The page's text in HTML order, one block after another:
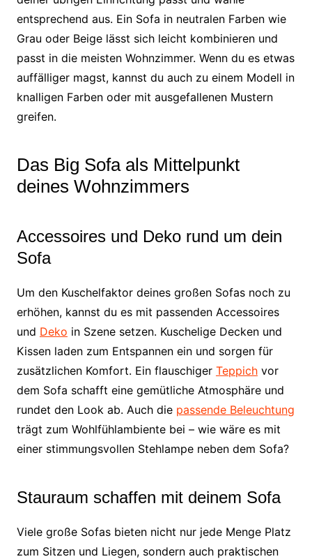
entsprechend aus. Ein Sofa in neutralen Farben wie
Grau oder Beige lässt sich leicht kombinieren und
passt in die meisten Wohnzimmer. Wenn du es etwas
auffälliger magst, kannst du auch zu einem Modell in
knalligen Farben oder mit ausgefallenen Mustern
greifen.
Das Big Sofa als Mittelpunkt
deines Wohnzimmers
Accessoires und Deko rund um dein
Sofa
Um den Kuschelfaktor deines großen Sofas noch zu
erhöhen, kannst du es mit passenden Accessoires
und Deko in Szene setzen. Kuschelige Decken und
Kissen laden zum Entspannen ein und sorgen für
zusätzlichen Komfort. Ein flauschiger Teppichvor
dem Sofa schafft eine gemütliche Atmosphäre und
rundet den Look ab. Auch die passende Beleuchtung
trägt zum Wohlfühlambiente bei – wie wäre es mit
einer stimmungsvollen Stehlampe neben dem Sofa?
Stauraum schaffen mit deinem Sofa
Viele große Sofas bieten nicht nur jede Menge Platz
zum Sitzen und Liegen, sondern auch praktischen